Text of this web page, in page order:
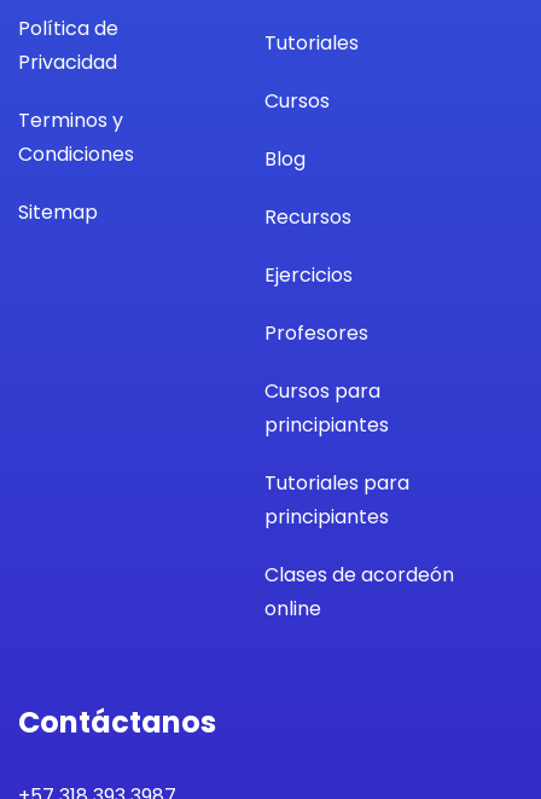
Política de
Privacidad
Terminos y
Condiciones
Sitemap
Tutoriales
Cursos
Blog
Recursos
Ejercicios
Profesores
Cursos para
principiantes
Tutoriales para
principiantes
Clases de acordeón
online
Contáctanos